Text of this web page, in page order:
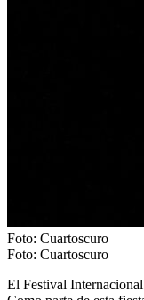
Foto: Cuartoscuro
Foto: Cuartoscuro
El Festival